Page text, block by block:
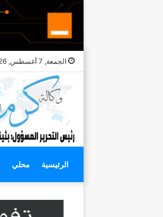
الجمعة, 7 أغسطس, 2026
الرئيسية محلي